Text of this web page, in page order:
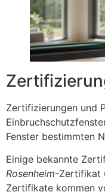
Zertifizierungen und
Fenster bestimmten
Einige bekannte
Rosenheim-Zertifikat
Zertifikate kommen